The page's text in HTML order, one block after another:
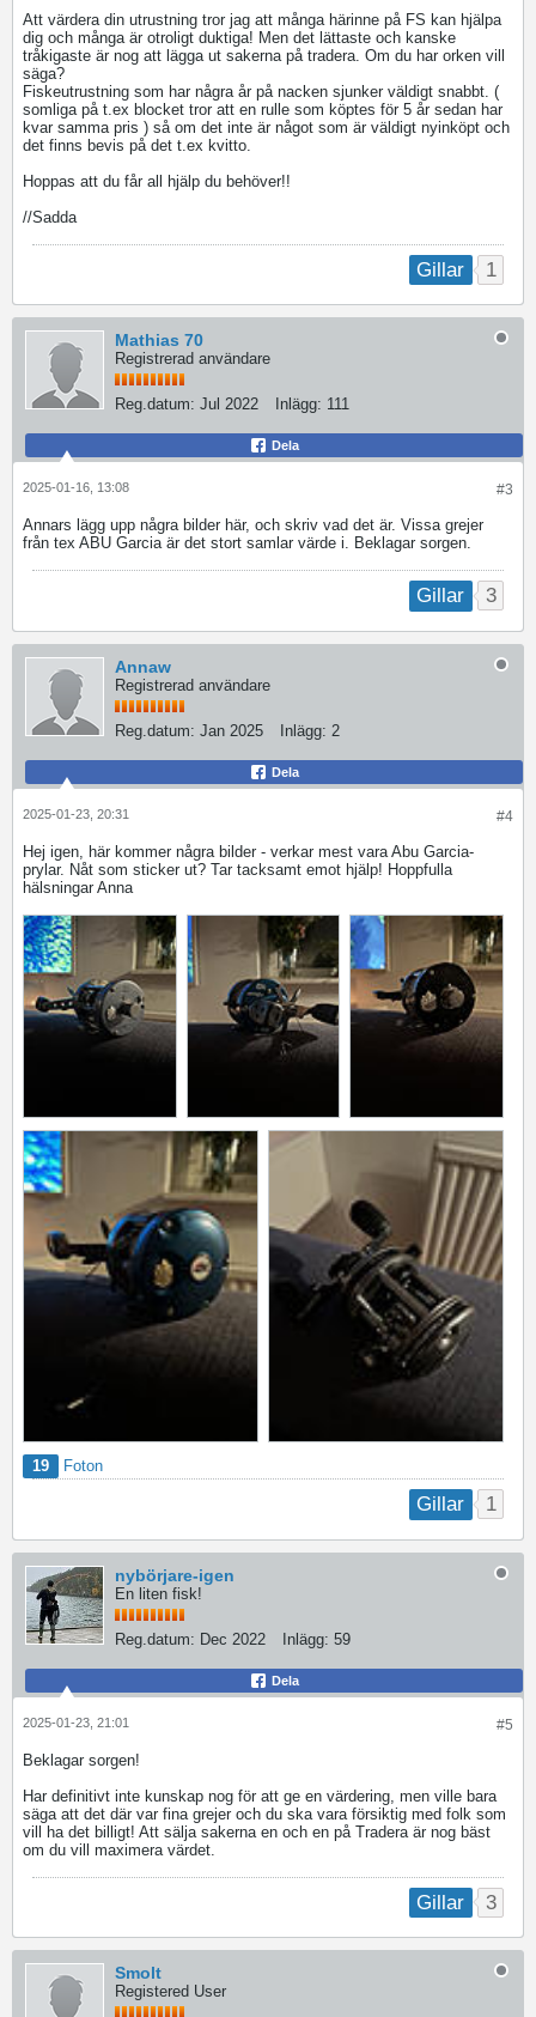
Att värdera din utrustning tror jag att många härinne på FS kan hjälpa
dig och många är otroligt duktiga! Men det lättaste och kanske
tråkigaste är nog att lägga ut sakerna på tradera. Om du har orken vill
säga?
Fiskeutrustning som har några år på nacken sjunker väldigt snabbt. (
somliga på t.ex blocket tror att en rulle som köptes för 5 år sedan har
kvar samma pris ) så om det inte är något som är väldigt nyinköpt och
det finns bevis på det t.ex kvitto.
Hoppas att du får all hjälp du behöver!!
//Sadda
Gillar 1
Mathias 70
Registrerad användare
Reg.datum: Jul 2022 Inlägg: 111
Dela
#3
2025-01-16, 13:08
Annars lägg upp några bilder här, och skriv vad det är. Vissa grejer
från tex ABU Garcia är det stort samlar värde i. Beklagar sorgen.
Gillar 3
Annaw
Registrerad användare
Reg.datum: Jan 2025 Inlägg: 2
Dela
#4
2025-01-23, 20:31
Hej igen, här kommer några bilder - verkar mest vara Abu Garcia-
prylar. Nåt som sticker ut? Tar tacksamt emot hjälp! Hoppfulla
hälsningar Anna
19 Foton
Gillar 1
nybörjare-igen
En liten fisk!
Reg.datum: Dec 2022 Inlägg: 59
Dela
#5
2025-01-23, 21:01
Beklagar sorgen!
Har definitivt inte kunskap nog för att ge en värdering, men ville bara
säga att det där var fina grejer och du ska vara försiktig med folk som
vill ha det billigt! Att sälja sakerna en och en på Tradera är nog bäst
om du vill maximera värdet.
Gillar 3
Smolt
Registered User